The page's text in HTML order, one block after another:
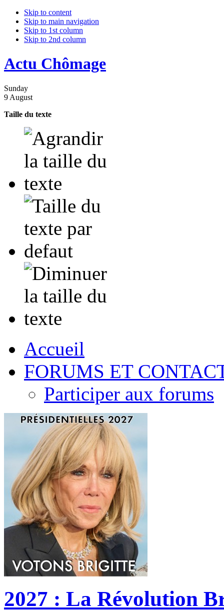
Skip to content
Skip to main navigation
Skip to 1st column
Skip to 2nd column
Actu Chômage
Sunday
9 August
Taille du texte
Accueil
FORUMS ET
Participer aux forums
2027 : La Révolution